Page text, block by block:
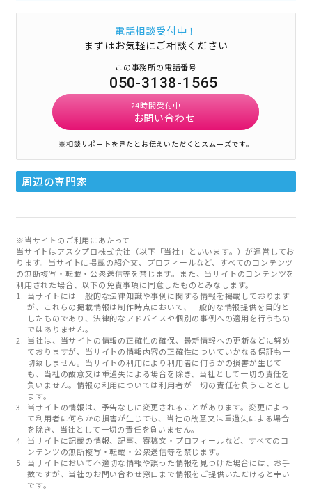
電話相談受付中！
まずはお気軽にご相談ください
この事務所の電話番号
050-3138-1565
24時間受付中
お問い合わせ
※相談サポートを見たとお伝えいただくとスムーズです。
周辺の専門家
※当サイトのご利用にあたって
当サイトはアスクプロ株式会社（以下「当社」といいます。）が運営してお
ります。当サイトに掲載の紹介文、プロフィールなど、すべてのコンテンツ
の無断複写・転載・公衆送信等を禁じます。また、当サイトのコンテンツを
利用された場合、以下の免責事項に同意したものとみなします。
当サイトには一般的な法律知識や事例に関する情報を掲載しております
が、これらの掲載情報は制作時点において、一般的な情報提供を目的と
したものであり、法律的なアドバイスや個別の事例への適用を行うもの
ではありません。
当社は、当サイトの情報の正確性の確保、最新情報への更新などに努め
ておりますが、当サイトの情報内容の正確性についていかなる保証も一
切致しません。当サイトの利用により利用者に何らかの損害が生じて
も、当社の故意又は重過失による場合を除き、当社として一切の責任を
負いません。情報の利用については利用者が一切の責任を負うこととし
ます。
当サイトの情報は、予告なしに変更されることがあります。変更によっ
て利用者に何らかの損害が生じても、当社の故意又は重過失による場合
を除き、当社として一切の責任を負いません。
当サイトに記載の情報、記事、寄稿文・プロフィールなど、すべてのコ
ンテンツの無断複写・転載・公衆送信等を禁じます。
当サイトにおいて不適切な情報や誤った情報を見つけた場合には、お手
数ですが、当社のお問い合わせ窓口まで情報をご提供いただけると幸い
です。